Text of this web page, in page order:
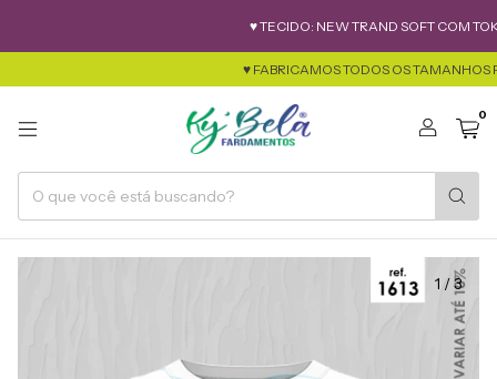
♥ TECIDO: NEW TRAND SOFT COM TOK DE
♥ FABRICAMOS TODOS OS TAMANHOS
0
1 /3